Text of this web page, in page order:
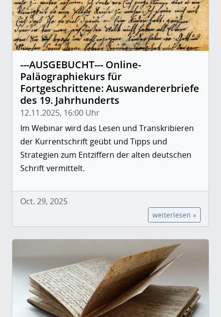
---AUSGEBUCHT--- Online-
Paläographiekurs für
Fortgeschrittene: Auswandererbriefe
des 19. Jahrhunderts
12.11.2025, 16:00 Uhr
Im Webinar wird das Lesen und Transkribieren
der Kurrentschrift geübt und Tipps und
Strategien zum Entziffern der alten deutschen
Schrift vermittelt.
Oct. 29, 2025
weiterlesen »